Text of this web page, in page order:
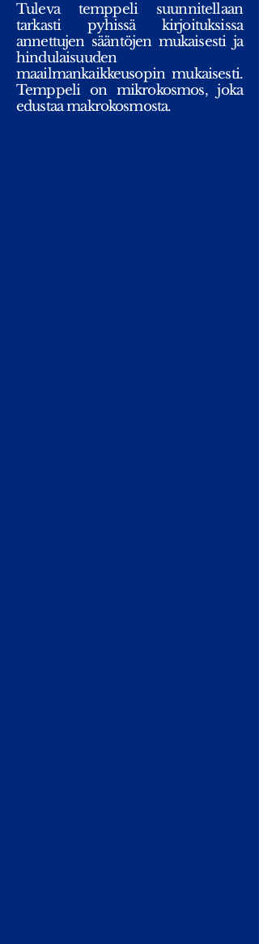
Tuleva temppeli suunnitellaan
tarkasti pyhissä kirjoituksissa
annettujen sääntöjen mukaisesti ja
hindulaisuuden
maailmankaikkeusopin mukaisesti.
Temppeli on mikrokosmos, joka
edustaa makrokosmosta.